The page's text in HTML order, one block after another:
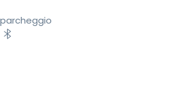
parcheggio